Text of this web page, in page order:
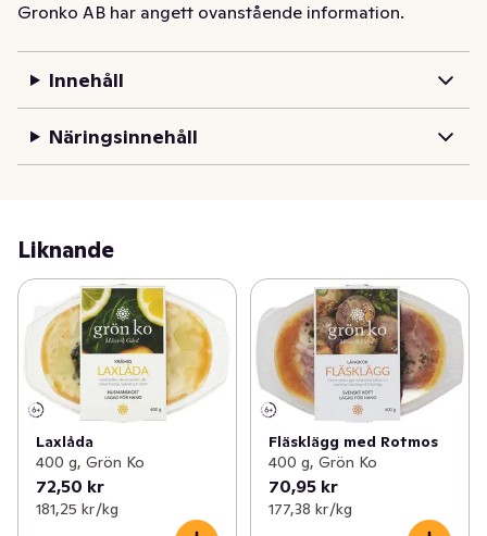
Gronko AB har angett ovanstående information.
Innehåll
Näringsinnehåll
Liknande
Laxlåda
400 g, Grön Ko
72,50 kr
181,25 kr /kg
Fläsklägg med Rotmos
400 g, Grön Ko
70,95 kr
177,38 kr /kg